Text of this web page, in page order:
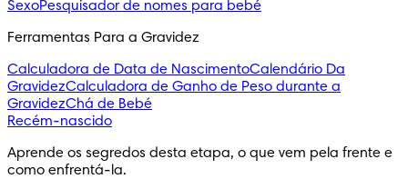
SexoPesquisador de nomes para bebé
Ferramentas Para a Gravidez
Calculadora de Data de NascimentoCalendário Da
GravidezCalculadora de Ganho de Peso durante a
GravidezChá de Bebé
Recém-nascido
Aprende os segredos desta etapa, o que vem pela frente e
como enfrentá-la.